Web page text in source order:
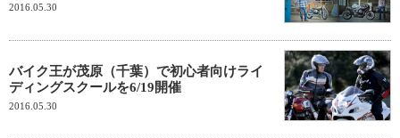
2016.05.30
バイク王が茂原（千葉）で初心者向けライ
ディングスクールを6/19開催
2016.05.30